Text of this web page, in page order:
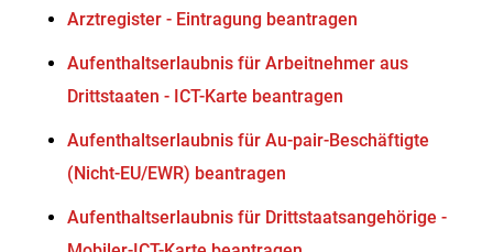
Arztregister - Eintragung beantragen
Aufenthaltserlaubnis für Arbeitnehmer aus
Drittstaaten - ICT-Karte beantragen
Aufenthaltserlaubnis für Au-pair-Beschäftigte
(Nicht-EU/EWR) beantragen
Aufenthaltserlaubnis für Drittstaatsangehörige -